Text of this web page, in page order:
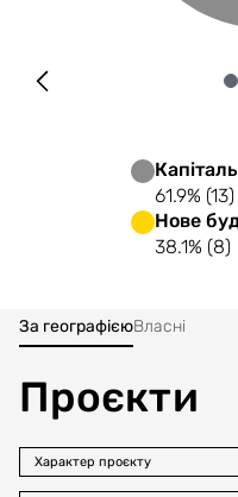
61.9% (13)
Нове
38.1% (8)
За географієюВласні
Проєкти
Характер проєкту